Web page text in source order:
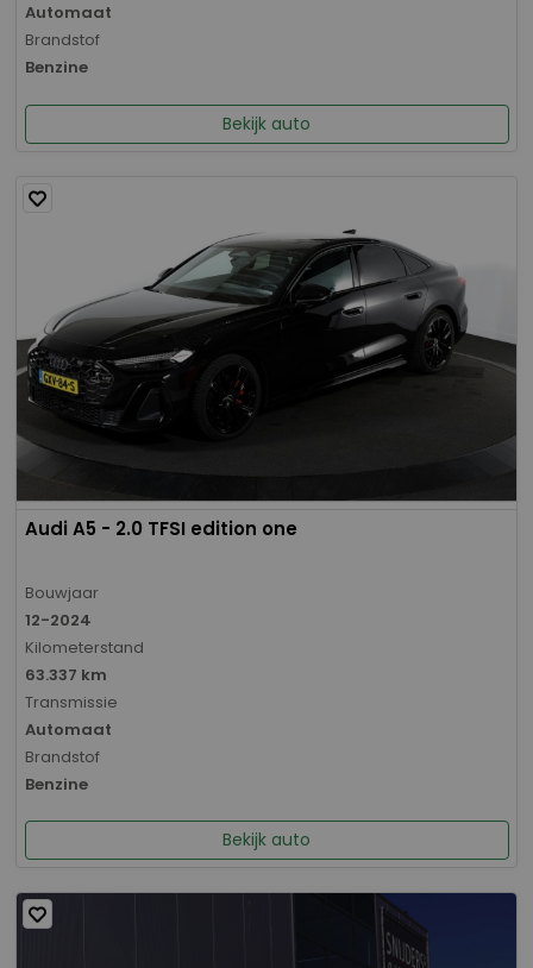
Automaat
Brandstof
Benzine
Bekijk auto
Audi A5 - 2.0 TFSI edition one
Bouwjaar
12-2024
Kilometerstand
63.337 km
Transmissie
Automaat
Brandstof
Benzine
Bekijk auto